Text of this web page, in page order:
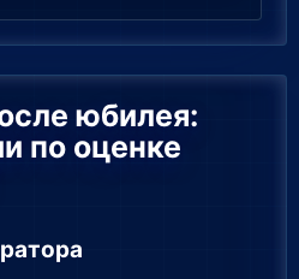
юбилея:
по оценке